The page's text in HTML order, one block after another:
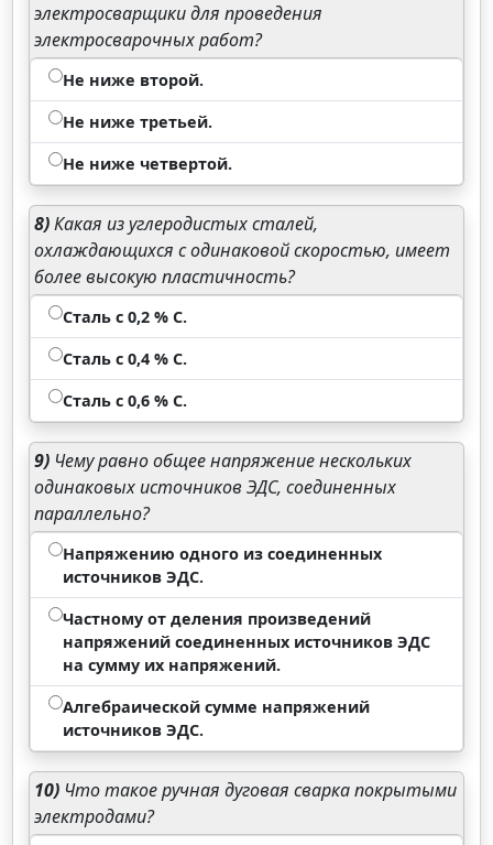
электросварщики для проведения
электросварочных работ?
Не ниже второй.
Не ниже третьей.
Не ниже четвертой.
8)Какая из углеродистых сталей,
охлаждающихся с одинаковой скоростью, имеет
более высокую пластичность?
Сталь с 0,2 % С.
Сталь с 0,4 % С.
Сталь с 0,6 % С.
9) Чему равно общее напряжение нескольких
одинаковых источников ЭДС, соединенных
параллельно?
Напряжению одного из соединенных
источников ЭДС.
Частному от деления произведений
напряжений соединенных источников ЭДС
на сумму их напряжений.
Алгебраической сумме напряжений
источников ЭДС.
10) Что такое ручная дуговая сварка покрытыми
электродами?